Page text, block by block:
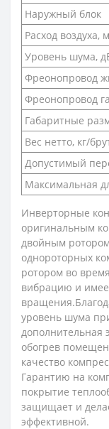
Наружный блок
Расход воздуха, м
Уровень шума,
Фреонопровод
Фреонопровод
Габаритные
Вес нетто, кг/
Допустимый
Максимальная
Инверторные
оригинальным
двойным
однороторных
ротором во
вибрацию и
уровень шума
дополнительная
обогрев
качество
Гарантию на
покрытие
защищает и
эффективной.